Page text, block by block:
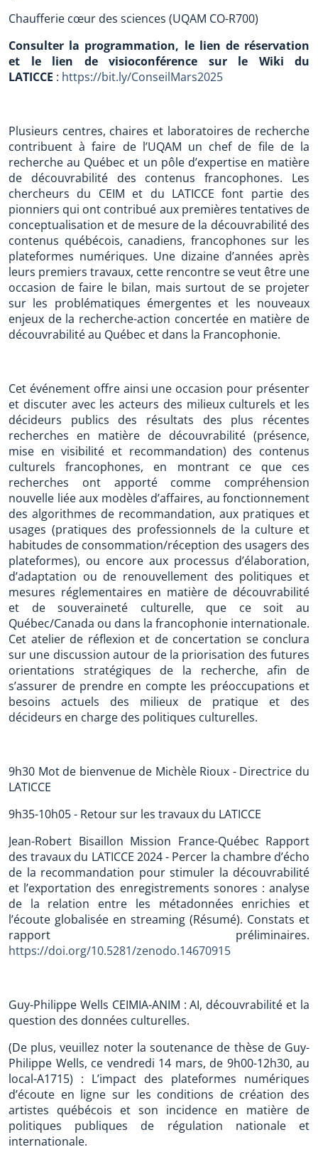
Chaufferie cœur des sciences (UQAM CO-R700)
Consulter la programmation, le lien de réservation
et le lien de visioconférence sur le Wiki du
LATICCE : https://bit.ly/ConseilMars2025
Plusieurs centres, chaires et laboratoires de recherche
contribuent à faire de l’UQAM un chef de file de la
recherche au Québec et un pôle d’expertise en matière
de découvrabilité des contenus francophones. Les
chercheurs du CEIM et du LATICCE font partie des
pionniers qui ont contribué aux premières tentatives de
conceptualisation et de mesure de la découvrabilité des
contenus québécois, canadiens, francophones sur les
plateformes numériques. Une dizaine d’années après
leurs premiers travaux, cette rencontre se veut être une
occasion de faire le bilan, mais surtout de se projeter
sur les problématiques émergentes et les nouveaux
enjeux de la recherche-action concertée en matière de
découvrabilité au Québec et dans la Francophonie.
Cet événement offre ainsi une occasion pour présenter
et discuter avec les acteurs des milieux culturels et les
décideurs publics des résultats des plus récentes
recherches en matière de découvrabilité (présence,
mise en visibilité et recommandation) des contenus
culturels francophones, en montrant ce que ces
recherches ont apporté comme compréhension
nouvelle liée aux modèles d’affaires, au fonctionnement
des algorithmes de recommandation, aux pratiques et
usages (pratiques des professionnels de la culture et
habitudes de consommation/réception des usagers des
plateformes), ou encore aux processus d’élaboration,
d’adaptation ou de renouvellement des politiques et
mesures réglementaires en matière de découvrabilité
et de souveraineté culturelle, que ce soit au
Québec/Canada ou dans la francophonie internationale.
Cet atelier de réflexion et de concertation se conclura
sur une discussion autour de la priorisation des futures
orientations stratégiques de la recherche, afin de
s’assurer de prendre en compte les préoccupations et
besoins actuels des milieux de pratique et des
décideurs en charge des politiques culturelles.
9h30 Mot de bienvenue de Michèle Rioux - Directrice du
LATICCE
9h35-10h05 - Retour sur les travaux du LATICCE
Jean-Robert Bisaillon Mission France-Québec Rapport
des travaux du LATICCE 2024 - Percer la chambre d’écho
de la recommandation pour stimuler la découvrabilité
et l’exportation des enregistrements sonores : analyse
de la relation entre les métadonnées enrichies et
l’écoute globalisée en streaming (Résumé). Constats et
rapport préliminaires.
https://doi.org/10.5281/zenodo.14670915
Guy-Philippe Wells CEIMIA-ANIM : AI, découvrabilité et la
question des données culturelles.
(De plus, veuillez noter la soutenance de thèse de Guy-
Philippe Wells, ce vendredi 14 mars, de 9h00-12h30, au
local-A1715) : L’impact des plateformes numériques
d’écoute en ligne sur les conditions de création des
artistes québécois et son incidence en matière de
politiques publiques de régulation nationale et
internationale.